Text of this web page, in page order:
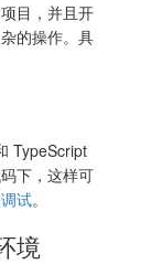
目，并且开
的操作。具
TypeScript
下，这样可
试。
境